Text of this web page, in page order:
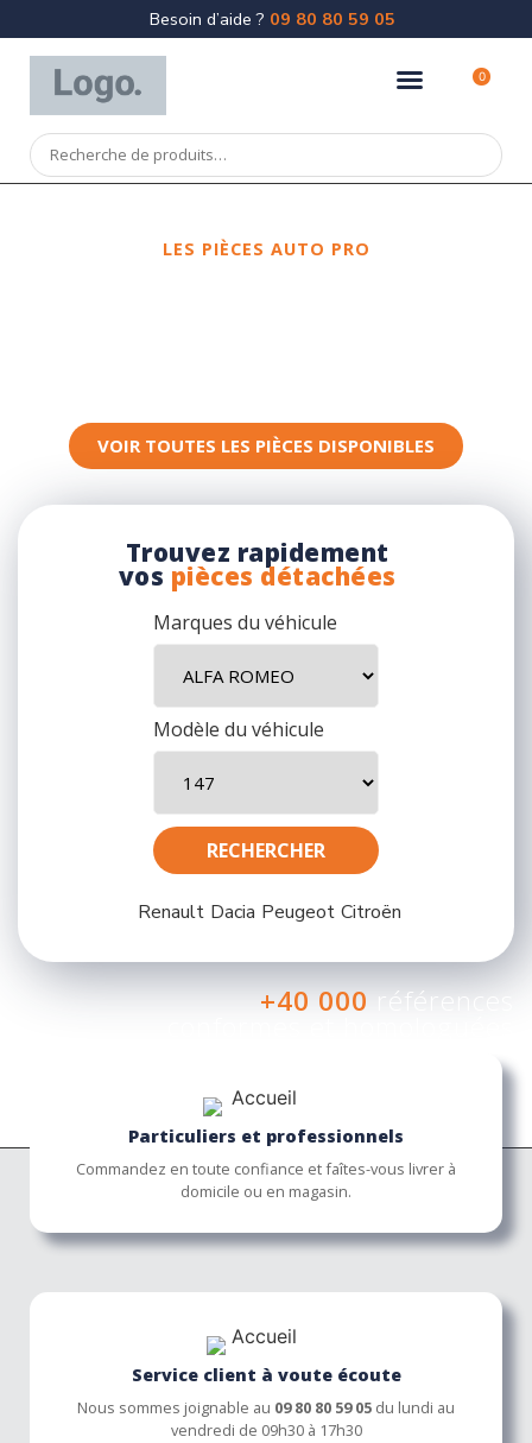
Besoin d’aide ? 09 80 80 59 05
0
LES PIÈCES AUTO PRO
VOIR TOUTES LES PIÈCES DISPONIBLES
Trouvez rapidement
vos pièces détachées
Marques du véhicule
Modèle du véhicule
Renault Dacia Peugeot Citroën
+40 000 références
Particuliers et professionnels
Commandez en toute confiance et faîtes-vous livrer à
domicile ou en magasin.
Service client à voute écoute
Nous sommes joignable au 09 80 80 59 05 du lundi au
vendredi de 09h30 à 17h30